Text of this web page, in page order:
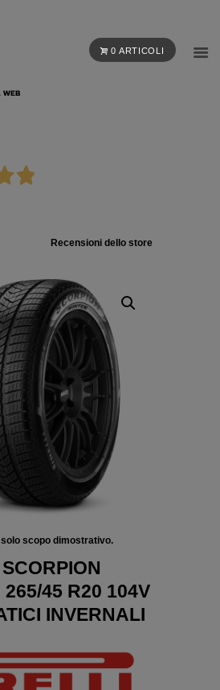
0 ARTICOLI
WEB
Recensioni dello store
scopo dimostrativo.
265/45 R20 104V
INVERNALI